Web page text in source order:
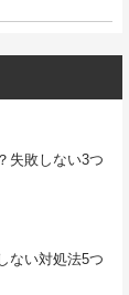
失敗しない3つ
ない対処法5つ